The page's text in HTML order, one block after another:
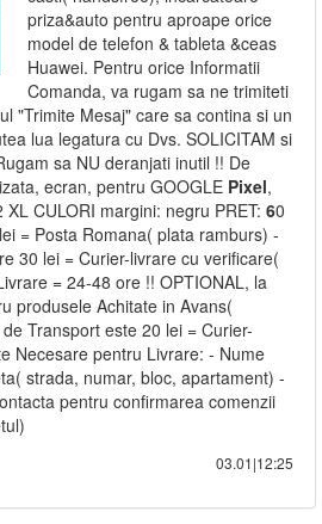
priza&auto pentru aproape orice
model de telefon & tableta &ceas
Huawei. Pentru orice Informatii
Comanda, va rugam sa ne trimiteti
"Trimite Mesaj" care sa contina si un
lua legatura cu Dvs. SOLICITAM si
sa NU deranjati inutil !! De
ecran, pentru GOOGLE Pixel,
XL CULORI margini: negru PRET: 60
= Posta Romana( plata ramburs) -
30 lei = Curier-livrare cu verificare(
= 24-48 ore !! OPTIONAL, la
produsele Achitate in Avans(
Transport este 20 lei = Curier-
Necesare pentru Livrare: - Nume
strada, numar, bloc, apartament) -
pentru confirmarea comenzii
03.01|12:25